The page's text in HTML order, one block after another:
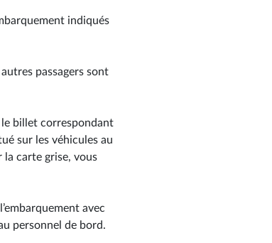
indiqués
passagers sont
le billet correspondant
sur les véhicules au
la carte grise, vous
avec
personnel de bord.